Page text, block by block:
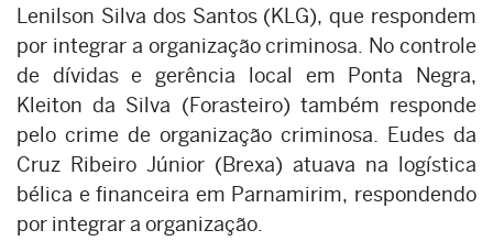
Lenilson Silva dos Santos (KLG), que respondem
por integrar a organização criminosa. No controle
de dívidas e gerência local em Ponta Negra,
Kleiton da Silva (Forasteiro) também responde
pelo crime de organização criminosa. Eudes da
Cruz Ribeiro Júnior (Brexa) atuava na logística
bélica e financeira em Parnamirim, respondendo
por integrar a organização.